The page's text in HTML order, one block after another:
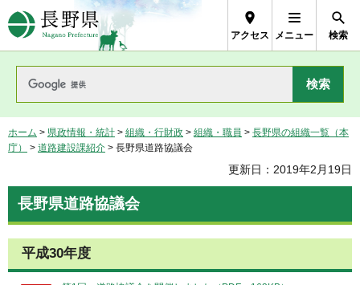
長野県Nagano Prefecture
アクセス メニュー 検索
ホーム > 県政情報・統計 > 組織・行財政 > 組織・職員 > 長野県の組織一覧（本
庁）
> 道路建設課紹介 > 長野県道路協議会
更新日：2019年2月19日
長野県道路協議会
平成30年度